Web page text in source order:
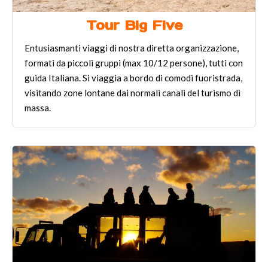
Tour Big Five
Entusiasmanti viaggi di nostra diretta organizzazione,
formati da piccoli gruppi (max 10/12 persone), tutti con
guida Italiana. Si viaggia a bordo di comodi fuoristrada,
visitando zone lontane dai normali canali del turismo di
massa.